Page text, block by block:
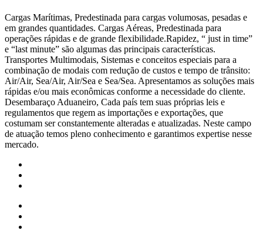
Cargas Marítimas, Predestinada para cargas volumosas, pesadas e
em grandes quantidades. Cargas Aéreas, Predestinada para
operações rápidas e de grande flexibilidade.Rapidez, “ just in time”
e “last minute” são algumas das principais características.
Transportes Multimodais, Sistemas e conceitos especiais para a
combinação de modais com redução de custos e tempo de trânsito:
Air/Air, Sea/Air, Air/Sea e Sea/Sea. Apresentamos as soluções mais
rápidas e/ou mais econômicas conforme a necessidade do cliente.
Desembaraço Aduaneiro, Cada país tem suas próprias leis e
regulamentos que regem as importações e exportações, que
costumam ser constantemente alteradas e atualizadas. Neste campo
de atuação temos pleno conhecimento e garantimos expertise nesse
mercado.